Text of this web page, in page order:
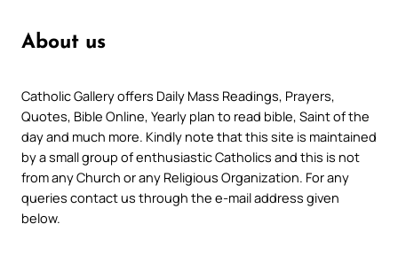
About us
Catholic Gallery offers Daily Mass Readings, Prayers,
Quotes, Bible Online, Yearly plan to read bible, Saint of the
day and much more. Kindly note that this site is maintained
by a small group of enthusiastic Catholics and this is not
from any Church or any Religious Organization. For any
queries contact us through the e-mail address given
below.